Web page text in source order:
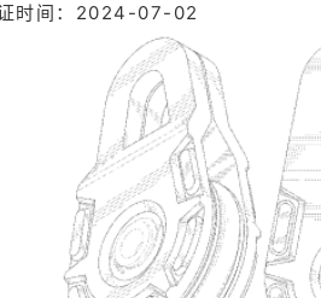
时间：2024-07-02